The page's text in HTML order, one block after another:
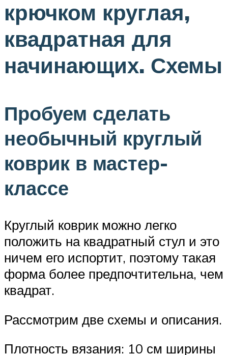
крючком круглая,
квадратная для
начинающих. Схемы
Пробуем сделать
необычный круглый
коврик в мастер-
классе
Круглый коврик можно легко
положить на квадратный стул и это
ничем его испортит, поэтому такая
форма более предпочтительна, чем
квадрат.
Рассмотрим две схемы и описания.
Плотность вязания: 10 см ширины